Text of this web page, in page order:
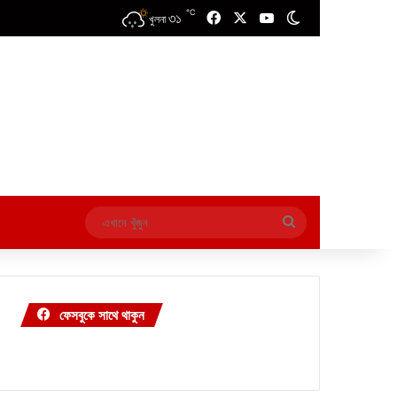
খুলনা ৩১ ℃ FacebookYouTube
এখানে
খুঁজুন
ফেসবুকে সাথে থাকুন